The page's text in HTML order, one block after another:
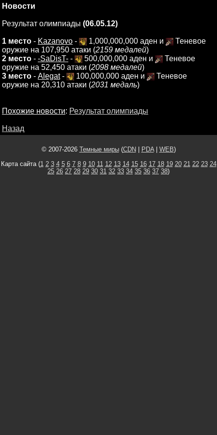
Новости
Результат олимпиады (06.05.12)
1 место - Kazanovo - 1,000,000,000 аден и
Теневое
оружие на 107,950 атаки (2159 медалей)
2 место - -SaDisT- - 500,000,000 аден и
Теневое
оружие на 52,450 атаки (2098 медалей)
3 место - Alegat- 100,000,000 аден и
Теневое
оружие на 20,310 атаки (2031 медаль)
Похожие новости: Результат олимпиады
Назад
© 2007-2026 Темные миры(CDN PDA| WEB)
Карта сайта (1 2 3 4 5 6 7 8 9 10 11 12 13 14 15 16 17 18 19 20 21 22 23 24
25 26 27 28 29 30 31 32 33 34 35 36 37 38)